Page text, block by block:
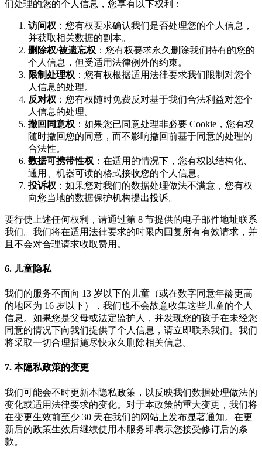
们处理的您的个人信息，您享有以下权利：
访问权 ：您有权要求确认我们是否处理您的个人信息，
并获取相关数据的副本。
删除权/被遗忘权 ：您有权要求永久删除我们持有的您的
个人信息，但受适用法律例外的约束。
限制处理权 ：您有权根据适用法律要求我们限制对您个
人信息的处理。
反对权 ：您有权随时免费反对基于我们合法利益对您个
人信息的处理。
撤回同意权 ：如果您已同意处理非必要 Cookie，您有权
随时撤回您的同意，而不影响撤回前基于同意的处理的
合法性。
数据可携带性权 ：在适用的情况下，您有权以结构化、
通用、机器可读的格式接收您的个人信息。
投诉权 ：如果您对我们的数据处理做法不满意，您有权
向您当地的数据保护机构提出投诉。
要行使上述任何权利，请通过第 8 节提供的电子邮件地址联系
我们。我们将在适用法律要求的时限内回复所有有效请求，并
且不会对合理请求收取费用。
6. 儿童隐私
我们的服务不面向 13 岁以下的儿童（或在数字同意年龄更高
的地区为 16 岁以下），我们也不会故意收集这些儿童的个人
信息。如果您是父母或法定监护人，并发现您的孩子在未经您
同意的情况下向我们提供了个人信息，请立即联系我们。我们
将采取一切合理措施尽快永久删除相关信息。
7. 本隐私政策的变更
我们可能会不时更新本隐私政策，以反映我们数据处理做法的
变化或适用法律要求的变化。对于本政策的重大变更，我们将
在变更生效前至少 30 天在我们的网站上发布显著通知。在更
新后的政策生效后继续使用本服务即表示您接受修订后的条
款。